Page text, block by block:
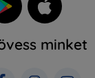
minket